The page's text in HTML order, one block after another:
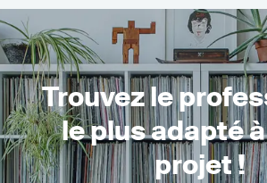
Trouvez le
le plus adapté
projet !